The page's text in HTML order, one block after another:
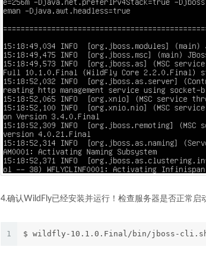
4.确认WildFly已经安装并运行！检查服务器是否正常启
1 $ wildfly-10.1.0.Final/bin/jboss-